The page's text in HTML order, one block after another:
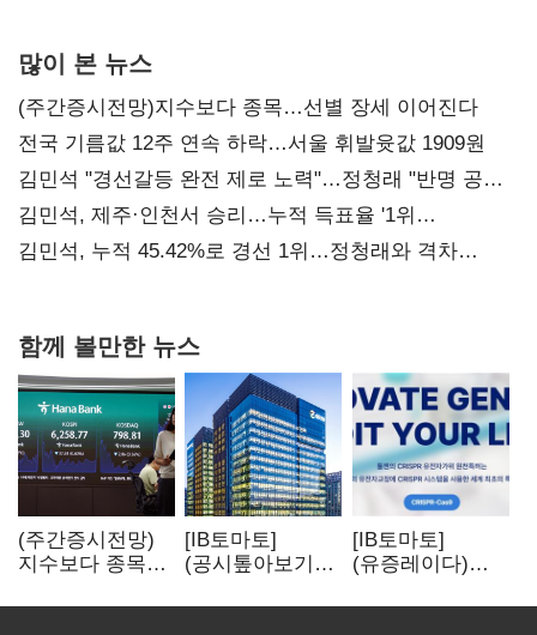
많이 본 뉴스
(주간증시전망)지수보다 종목…선별 장세 이어진다
전국 기름값 12주 연속 하락…서울 휘발윳값 1909원
김민석 "경선갈등 완전 제로 노력"…정청래 "반명 공세
사과부터"
김민석, 제주·인천서 승리…누적 득표율 '1위
탈환'(종합)
김민석, 누적 45.42%로 경선 1위…정청래와 격차
함께 볼만한 뉴스
(주간증시전망)
지수보다 종목…
이어진다
[IB토마토]
(공시톺아보기)
바로 매출로
[IB토마토]
(유증레이다)
3분의 1 토막…